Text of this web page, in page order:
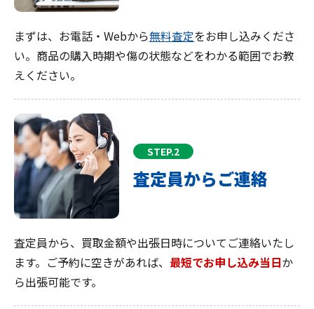
まずは、お電話・Webから無料査定をお申し込みくださ
い。商品の購入時期や傷の状態などをわかる範囲でお教
えください。
STEP.2
査定員からご連絡
査定員から、買取金額や出張日時についてご連絡いたし
ます。ご予約に空きがあれば、 最短でお申し込み当日か
ら出張可能です。